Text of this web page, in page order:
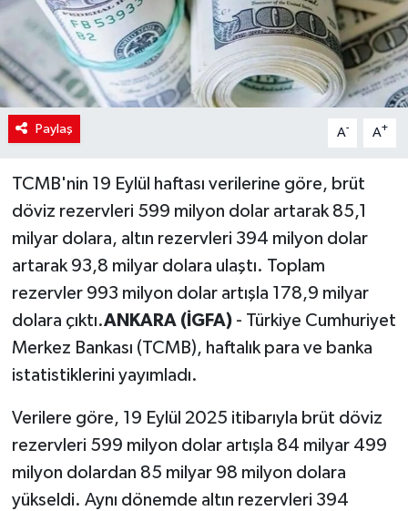
Paylaş A- A+
TCMB'nin 19 Eylül haftası verilerine göre, brüt
döviz rezervleri 599 milyon dolar artarak 85,1
milyar dolara, altın rezervleri 394 milyon dolar
artarak 93,8 milyar dolara ulaştı. Toplam
rezervler 993 milyon dolar artışla 178,9 milyar
dolara çıktı.ANKARA (İGFA)- Türkiye Cumhuriyet
Merkez Bankası (TCMB), haftalık para ve banka
istatistiklerini yayımladı.
Verilere göre, 19 Eylül 2025 itibarıyla brüt döviz
rezervleri 599 milyon dolar artışla 84 milyar 499
milyon dolardan 85 milyar 98 milyon dolara
yükseldi. Aynı dönemde altın rezervleri 394